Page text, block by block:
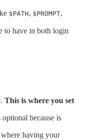
$PATH, $PROMPT,
to have in both login
This is where you set
because is
where having your